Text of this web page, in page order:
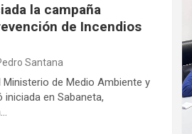
la campaña
de Incendios
Santana
Ministerio de Medio Ambiente y
en Sabaneta,